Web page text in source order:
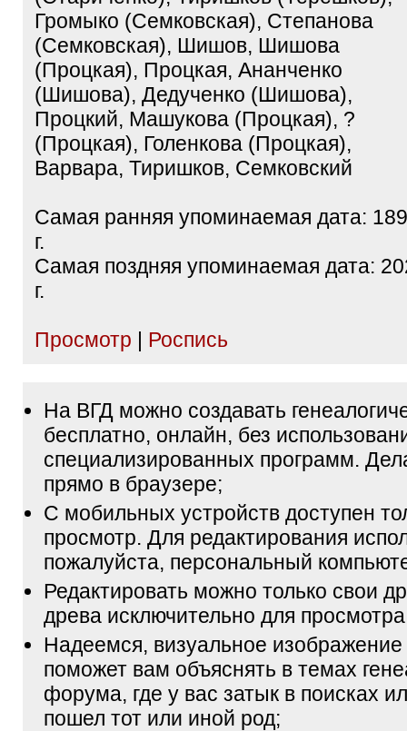
Громыко (Семковская), Степанова
(Семковская), Шишов, Шишова
(Процкая), Процкая, Ананченко
(Шишова), Дедученко (Шишова),
Процкий, Машукова (Процкая), ?
(Процкая), Голенкова (Процкая),
Варвара, Тиришков, Семковский
Самая ранняя упоминаемая дата:
г.
Самая поздняя упоминаемая дата:
г.
Просмотр | Роспись
На ВГД можно создавать
бесплатно, онлайн, без
специализированных программ.
прямо в браузере;
С мобильных устройств доступен
просмотр. Для редактирования
пожалуйста, персональный
Редактировать можно только свои
древа исключительно для
Надеемся, визуальное
поможет вам объяснять в темах
форума, где у вас затык в поисках
пошел тот или иной род;